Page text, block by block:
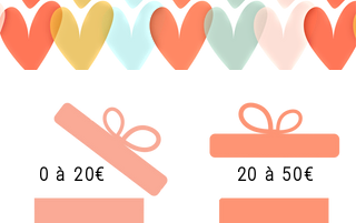
0 à 20€ 20 à 50€